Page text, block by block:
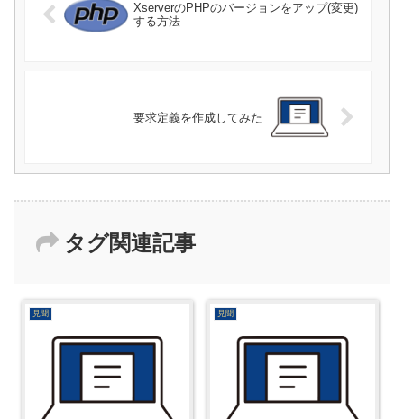
XserverのPHPのバージョンをアップ(変更)
する方法
要求定義を作成してみた
タグ関連記事
見聞 見聞